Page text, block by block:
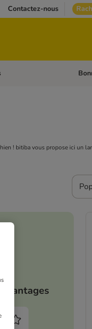
Contactez-nous
catégories: Médical
! bitiba vous propose ici un